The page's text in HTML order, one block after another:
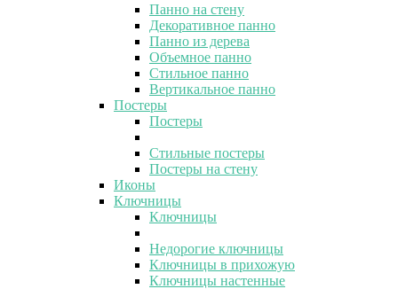
Панно на стену
Декоративное панно
Панно из дерева
Объемное панно
Стильное панно
Вертикальное панно
Постеры
Постеры
Стильные постеры
Постеры на стену
Иконы
Ключницы
Ключницы
Недорогие ключницы
Ключницы в прихожую
Ключницы настенные